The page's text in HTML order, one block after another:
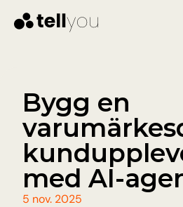
Tjänster
LÖSNINGAR
Omedelbara svar och färre
snabb och
Säljare
Kvalificera leads, svara på
Bygg en
med AI-
5 nov. 2025